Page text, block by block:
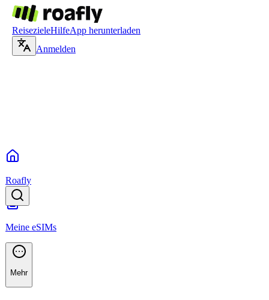
ReisezieleHilfeApp herunterladen
Anmelden
Roafly
Meine eSIMs
Mehr